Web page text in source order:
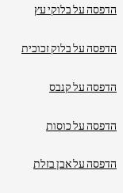
הדפסה על בלוקי עץ
הדפסה על בלוק זכוכית
הדפסה על קנבס
הדפסה על כוסות
הדפסה על אבן בזלת